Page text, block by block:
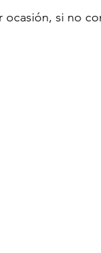
Pie Postre
ocasión, si no